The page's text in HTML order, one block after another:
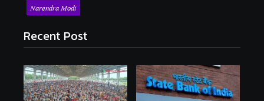
Narendra Modi
Recent Post